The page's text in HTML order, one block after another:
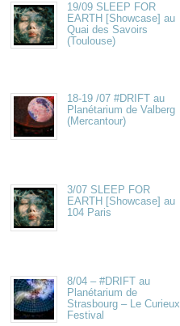
19/09 SLEEP FOR
EARTH [Showcase] au
Quai des Savoirs
(Toulouse)
18-19 /07 #DRIFT au
Planétarium de Valberg
(Mercantour)
3/07 SLEEP FOR
EARTH [Showcase] au
104 Paris
8/04 – #DRIFT au
Planétarium de
Strasbourg – Le Curieux
Festival